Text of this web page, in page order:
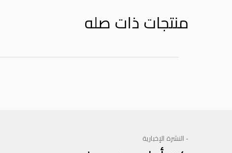
منتجات ذات صله
- النشرة الإخبارية